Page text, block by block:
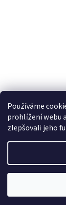
Používáme
prohlížení webu
zlepšovali jeho